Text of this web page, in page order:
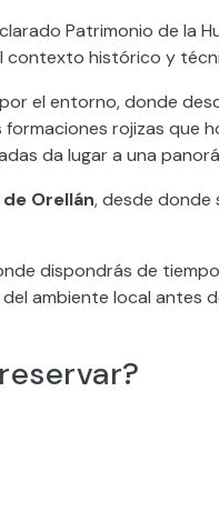
Patrimonio de la
histórico y
el entorno, donde
rojizas que
da lugar a una
Orellán, desde donde
dispondrás de
ambiente local antes